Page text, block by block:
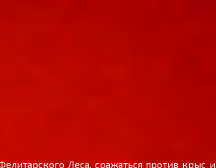
Леса, сражаться против крыс и